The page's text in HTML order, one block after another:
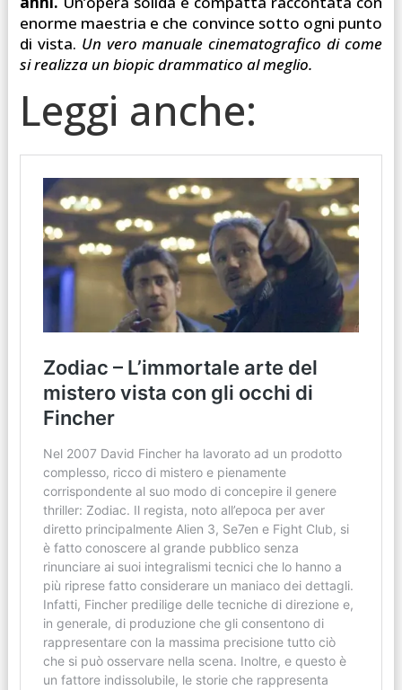
enorme maestria e che convince sotto ogni punto
di vista. Un vero manuale cinematografico di come
si realizza un biopic drammatico al meglio.
Leggi anche: